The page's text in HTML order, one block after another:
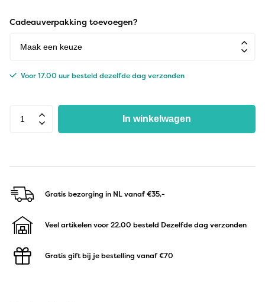
Cadeauverpakking toevoegen?
Voor 17.00 uur besteld dezelfde dag verzonden
In winkelwagen
Gratis bezorging in NLvanaf €35,-
Veel artikelen voor 22.00 besteld Dezelfde dag verzonden
Gratis gift bij je bestelling vanaf €70